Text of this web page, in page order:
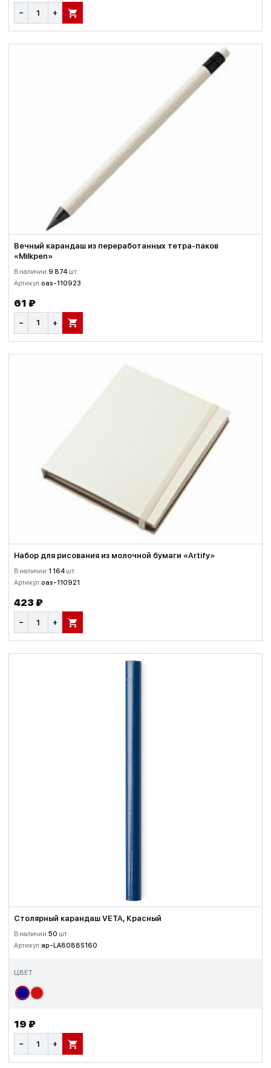
− + В КОРЗИНУ
Вечный карандаш из переработанных тетра-паков
«Milkpen»
В наличии:9 874 шт.
Артикул:oas-110923
61 ₽
− + В КОРЗИНУ
Набор для рисования из молочной бумаги «Artify»
В наличии:1 164 шт.
Артикул:oas-110921
423 ₽
− + В КОРЗИНУ
Столярный карандаш VETA, Красный
В наличии:50 шт.
Артикул:ap-LA8088S160
ЦВЕТ
19 ₽
− + В КОРЗИНУ